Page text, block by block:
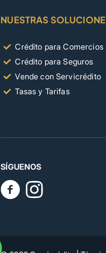
NUESTRAS
Crédito para Comercios
Crédito para Seguros
Vende con Servicrédito
Tasas y Tarifas
SÍGUENOS